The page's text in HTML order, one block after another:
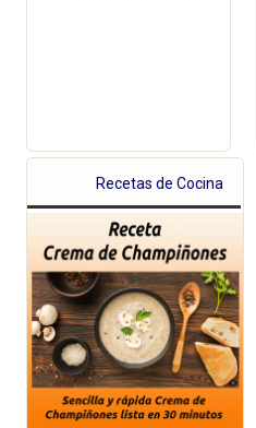
Recetas de Cocina